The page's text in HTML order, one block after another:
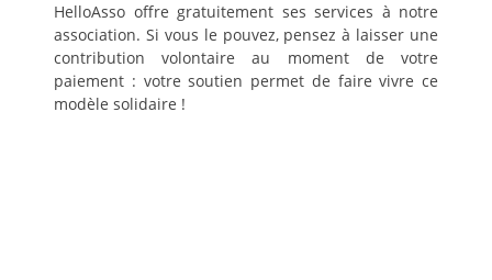
HelloAsso offre gratuitement ses services à notre
association. Si vous le pouvez, pensez à laisser une
contribution volontaire au moment de votre
paiement : votre soutien permet de faire vivre ce
modèle solidaire !